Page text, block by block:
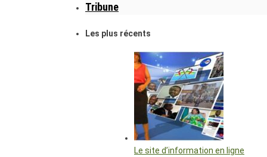
Tribune
Les plus récents
Le site d’information en ligne